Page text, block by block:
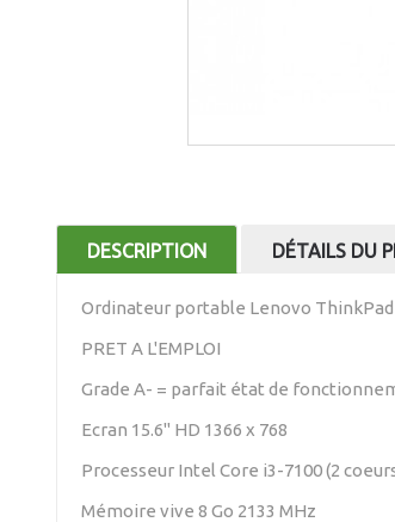
DESCRIPTION DÉTAILS DU
Ordinateur portable Lenovo ThinkPad
PRET A L'EMPLOI
Grade A- = parfait état de
Ecran 15.6" HD 1366 x 768
Processeur Intel Core i3-7100 (2
Mémoire vive 8 Go 2133 MHz